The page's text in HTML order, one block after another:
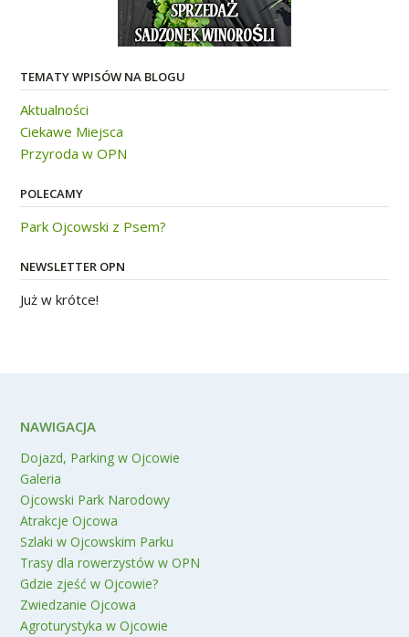
TEMATY WPISÓW NA BLOGU
Aktualności
Ciekawe Miejsca
Przyroda w OPN
POLECAMY
Park Ojcowski z Psem?
NEWSLETTER OPN
Już w krótce!
NAWIGACJA
Dojazd, Parking w Ojcowie
Galeria
Ojcowski Park Narodowy
Atrakcje Ojcowa
Szlaki w Ojcowskim Parku
Trasy dla rowerzystów w OPN
Gdzie zjeść w Ojcowie?
Zwiedzanie Ojcowa
Agroturystyka w Ojcowie